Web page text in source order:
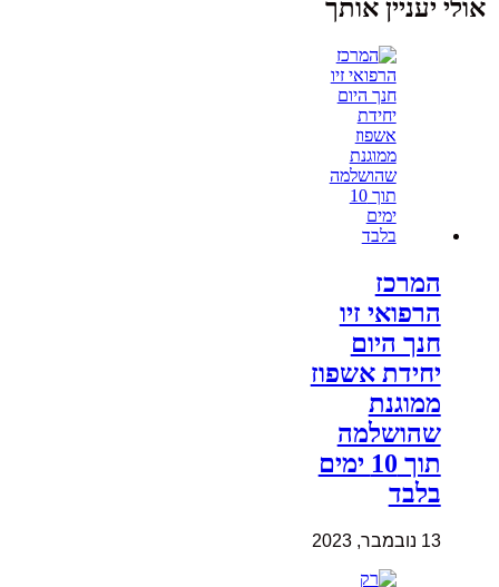
אולי יעניין אותך
המרכז
הרפואי זיו
חנך היום
יחידת אשפוז
ממוגנת
שהושלמה
תוך 10 ימים
בלבד
13 נובמבר, 2023